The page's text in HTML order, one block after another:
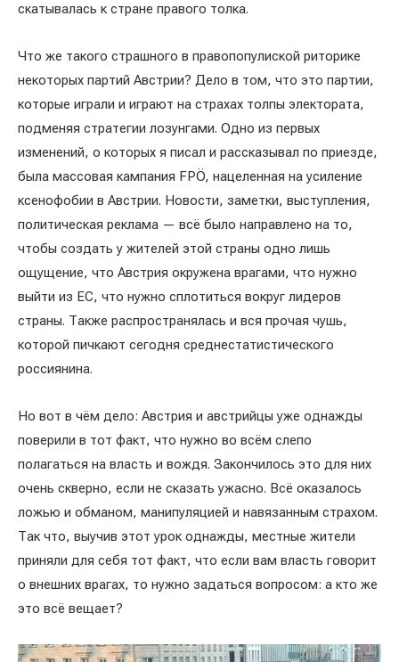
скатывалась к стране правого толка.
Что же такого страшного в правопопулиской риторике
некоторых партий Австрии? Дело в том, что это партии,
которые играли и играют на страхах толпы электората,
подменяя стратегии лозунгами. Одно из первых
изменений, о которых я писал и рассказывал по приезде,
была массовая кампания FPÖ, нацеленная на усиление
ксенофобии в Австрии. Новости, заметки, выступления,
политическая реклама — всё было направлено на то,
чтобы создать у жителей этой страны одно лишь
ощущение, что Австрия окружена врагами, что нужно
выйти из ЕС, что нужно сплотиться вокруг лидеров
страны. Также распространялась и вся прочая чушь,
которой пичкают сегодня среднестатистического
россиянина.
Но вот в чём дело: Австрия и австрийцы уже однажды
поверили в тот факт, что нужно во всём слепо
полагаться на власть и вождя. Закончилось это для них
очень скверно, если не сказать ужасно. Всё оказалось
ложью и обманом, манипуляцией и навязанным страхом.
Так что, выучив этот урок однажды, местные жители
приняли для себя тот факт, что если вам власть говорит
о внешних врагах, то нужно задаться вопросом: а кто же
это всё вещает?